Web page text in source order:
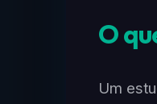
O
Um